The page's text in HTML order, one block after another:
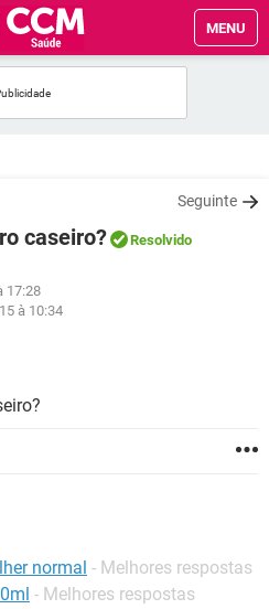
MENU
Seguinte
caseiro? Resolvido
17:28
à 10:34
normal - Melhores respostas
- Melhores respostas